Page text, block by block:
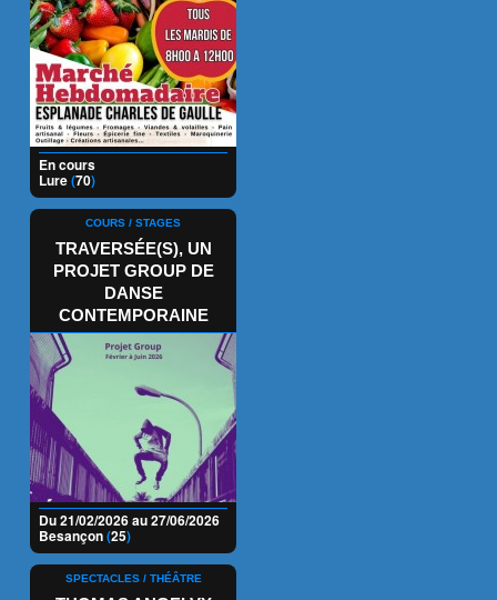
En cours
Lure(70)
COURS / STAGES
TRAVERSÉE(S), UN
PROJET GROUP DE
DANSE
CONTEMPORAINE
Du 21/02/2026 au 27/06/2026
Besançon(25)
SPECTACLES / THÉÂTRE